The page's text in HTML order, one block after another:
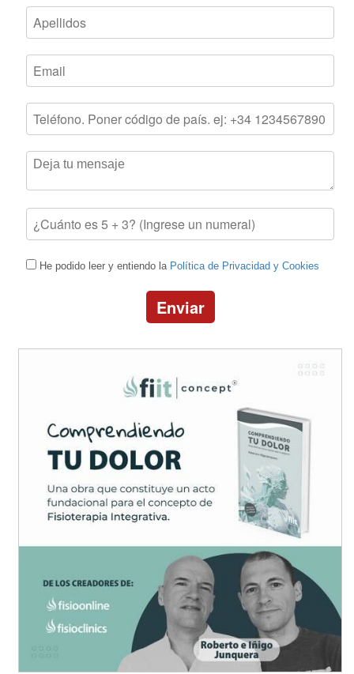
He podido leer y entiendo la Política de Privacidad y Cookies
Enviar